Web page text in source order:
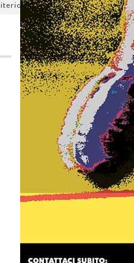
E c'è l'ipotesi rinuncia! 04/08/